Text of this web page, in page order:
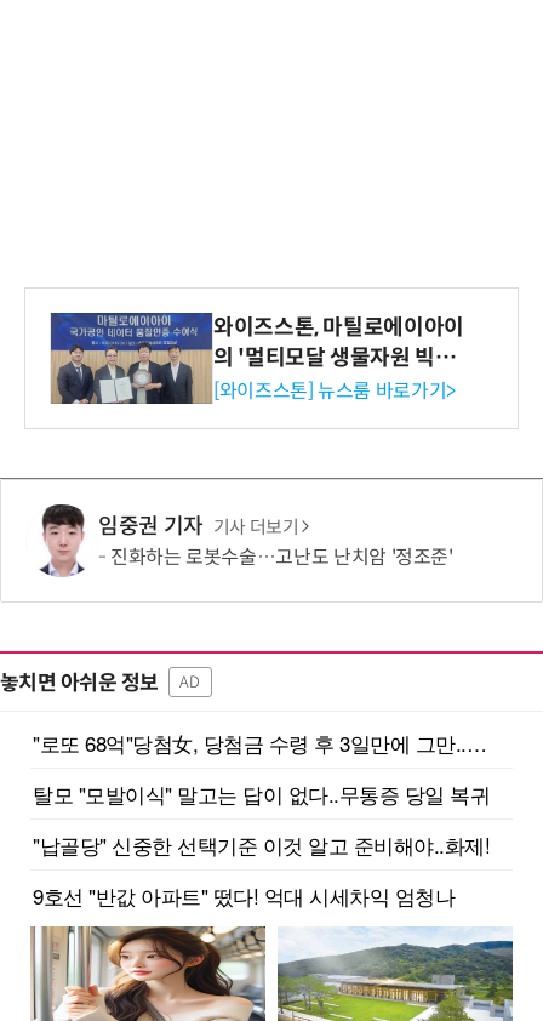
와이즈스톤, 마틸로에이아이
의 '멀티모달 생물자원 빅데
이터'에 DQ인증 최고 등급
[와이즈스톤] 뉴스룸 바로가기>
임중권 기자 기사 더보기
진화하는 로봇수술…고난도 난치암 '정조준'
놓치면 아쉬운 정보 AD